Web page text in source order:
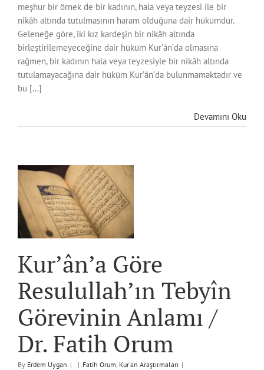
meşhur bir örnek de bir kadının, hala veya teyzesi ile bir
nikâh altında tutulmasının haram olduğuna dair hükümdür.
Geleneğe göre, iki kız kardeşin bir nikâh altında
birleştirilemeyeceğine dair hüküm Kur’ân’da olmasına
rağmen, bir kadının hala veya teyzesiyle bir nikâh altında
tutulamayacağına dair hüküm Kur’ân’da bulunmamaktadır ve
bu [...]
Devamını Oku
Kur’ân’a Göre
Resulullah’ın Tebyîn
Görevinin Anlamı /
Dr. Fatih Orum
By Erdem Uygan | | Fatih Orum, Kur'an Araştırmaları |